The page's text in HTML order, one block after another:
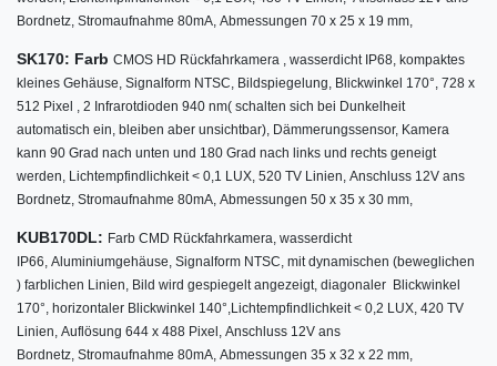
Bordnetz, Stromaufnahme 80mA, Abmessungen 70 x 25 x 19 mm,
SK170: Farb CMOS HD Rückfahrkamera , wasserdicht IP68, kompaktes
kleines Gehäuse, Signalform NTSC, Bildspiegelung, Blickwinkel 170°, 728 x
512 Pixel , 2 Infrarotdioden 940 nm( schalten sich bei Dunkelheit
automatisch ein, bleiben aber unsichtbar), Dämmerungssensor, Kamera
kann 90 Grad nach unten und 180 Grad nach links und rechts geneigt
werden, Lichtempfindlichkeit < 0,1 LUX, 520 TV Linien, Anschluss 12V ans
Bordnetz, Stromaufnahme 80mA, Abmessungen 50 x 35 x 30 mm,
KUB170DL: Farb CMD Rückfahrkamera, wasserdicht
IP66, Aluminiumgehäuse, Signalform NTSC, mit dynamischen (beweglichen
) farblichen Linien, Bild wird gespiegelt angezeigt, diagonaler Blickwinkel
170°, horizontaler Blickwinkel 140°,Lichtempfindlichkeit < 0,2 LUX, 420 TV
Linien, Auflösung 644 x 488 Pixel, Anschluss 12V ans
Bordnetz, Stromaufnahme 80mA, Abmessungen 35 x 32 x 22 mm,